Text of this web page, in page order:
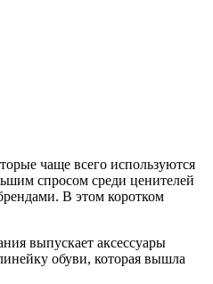
чаще всего используются
спросом среди ценителей
В этом коротком
выпускает аксессуары
обуви, которая вышла